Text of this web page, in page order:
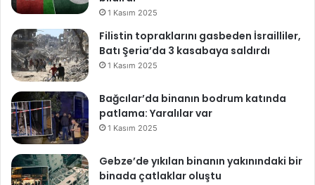
1 Kasım 2025
Filistin topraklarını gasbeden İsrailliler,
Batı Şeria’da 3 kasabaya saldırdı
1 Kasım 2025
Bağcılar’da binanın bodrum katında
patlama: Yaralılar var
1 Kasım 2025
Gebze’de yıkılan binanın yakınındaki bir
binada çatlaklar oluştu